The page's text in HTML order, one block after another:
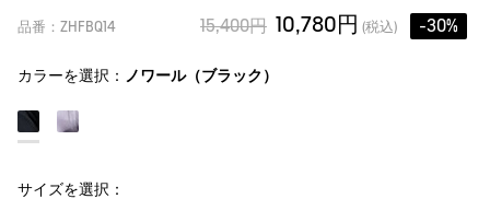
品番：ZHFBQ14 15,400円 10,780円 (税込) -30%
カラーを選択： ノワール（ブラック）
サイズを選択：